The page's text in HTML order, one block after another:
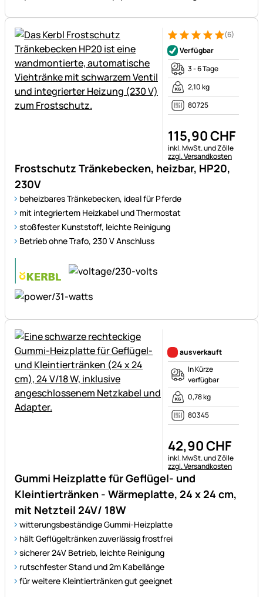
Frostschutz Tränkebecken, heizbar, HP20,
230V
beheizbares Tränkebecken, ideal für Pferde
mit integriertem Heizkabel und Thermostat
stoßfester Kunststoff, leichte Reinigung
BetriebohneTrafo, 230 V Anschluss
Bewertung: 5 von 5 (6
6 Bewertungen
(6)
Verfügbar
3 - 6 Tage
2,10 kg
80725
115,90CHF
Steuerhinweis:
inkl. MwSt. und Zölle
zzgl. Versandkosten
Gummi Heizplatte für Geflügel- und
Kleintiertränken - Wärmeplatte, 24 x 24 cm,
mit Netzteil 24V/ 18W
witterungsbeständige Gummi-Heizplatte
hält Geflügeltränken zuverlässig frostfrei
sicherer 24V Betrieb, leichte Reinigung
rutschfester Stand und 2m Kabellänge
für weitere Kleintiertränken gut geeignet
ausverkauft
In Kürze
verfügbar
0,78 kg
80345
42,90CHF
Steuerhinweis:
inkl. MwSt. und Zölle
zzgl. Versandkosten